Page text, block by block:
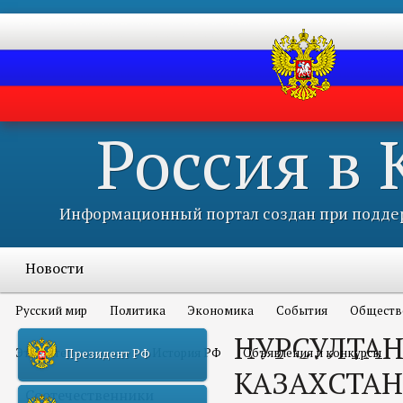
Россия в
Информационный портал создан при
Новости
Русский мир Политика Экономика События
Это интересно всем История РФ Объявления и конкурсы
Соотечественники
Президент РФ